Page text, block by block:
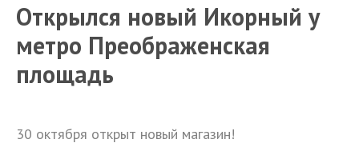
Открылся новый Икорный у
метро Преображенская
площадь
30 октября открыт новый магазин!